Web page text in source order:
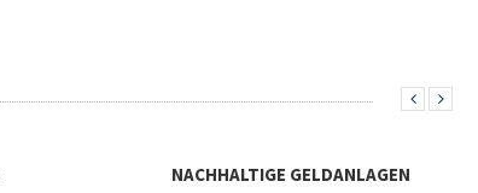
NACHHALTIGE GELDANLAGEN